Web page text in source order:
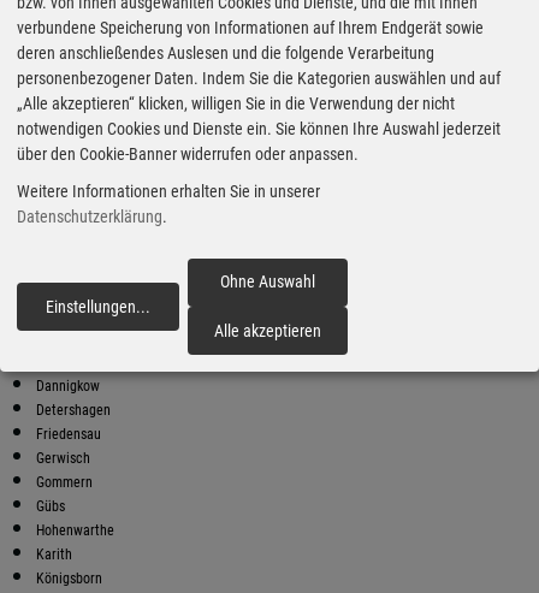
Bester Super E10 Preis in
Schermen
2.009€
Super E10
Berliner Str. a 21
Preiswerter tanken - finden Sie die günstigsten Benzin und Diesel
Preise in Ihrer Stadt
Dannigkow
Detershagen
Friedensau
Gerwisch
Gommern
Gübs
Hohenwarthe
Karith
Königsborn
verbundene Speicherung von Informationen auf Ihrem Endgerät sowie
deren anschließendes Auslesen und die folgende Verarbeitung
personenbezogener Daten. Indem Sie die Kategorien auswählen und auf
„Alle akzeptieren“ klicken, willigen Sie in die Verwendung der nicht
notwendigen Cookies und Dienste ein. Sie können Ihre Auswahl jederzeit
über den Cookie-Banner widerrufen oder anpassen.
Weitere Informationen erhalten Sie in unserer
Datenschutzerklärung.
Einstellungen...
Ohne Auswahl
Alle akzeptieren